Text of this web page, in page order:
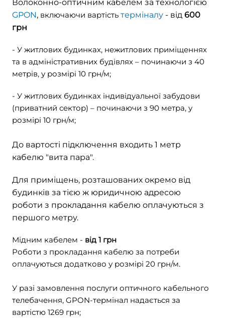
Волоконно-оптичним кабелем за технологією
GPON, включаючи вартість терміналу - від 600
грн
- У житлових будинках, нежитлових приміщеннях
та в адміністративних будівлях – починаючи з 40
метрiв, у розмірі 10 грн/м;
- У житлових будинках індивідуальної забудови
(приватний сектор) – починаючи з 90 метра, у
розмірі 10 грн/м;
До вартості підключення входить 1 метр
кабелю "вита пара".
Для приміщень, розташованих окремо від
будинків за тією ж юридичною адресою
роботи з прокладання кабелю оплачуються з
першого метру.
Мідним кабелем - від 1 грн
Роботи з прокладання кабелю за потреби
оплачуються додатково у розмірі 20 грн/м.
У разі замовлення послуги оптичного кабельного
телебачення, GPON-термінал надається за
вартістю 1269 грн;